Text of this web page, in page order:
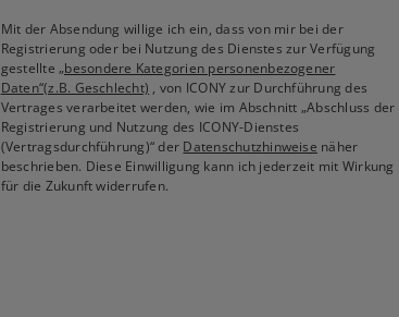
Mit der Absendung willige ich ein, dass von mir bei der
Registrierung oder bei Nutzung des Dienstes zur Verfügung
gestellte„besondere Kategorien personenbezogener
Daten“(z.B. Geschlecht) , von ICONY zur Durchführung des
Vertrages verarbeitet werden, wie im Abschnitt „Abschluss der
Registrierung und Nutzung des ICONY-Dienstes
(Vertragsdurchführung)“ der Datenschutzhinweise näher
beschrieben. Diese Einwilligung kann ich jederzeit mit Wirkung
für die Zukunft widerrufen.